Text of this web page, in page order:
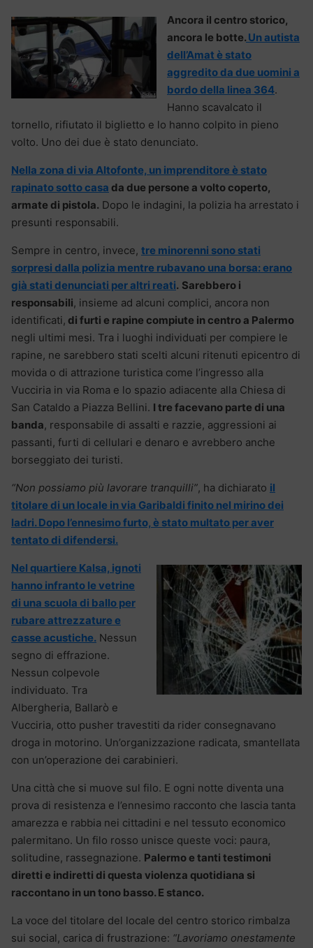
Ancora il centro storico,
ancora le botte. Un autista
dell’Amat è stato
aggredito da due uomini a
bordo della linea 364.
Hanno scavalcato il
tornello, rifiutato il biglietto e lo hanno colpito in pieno
volto. Uno dei due è stato denunciato.
Nella zona di via Altofonte, un imprenditore è stato
rapinato sotto casa da due persone a volto coperto,
armate di pistola. Dopo le indagini, la polizia ha arrestato i
presunti responsabili.
Sempre in centro, invece, tre minorenni sono stati
sorpresi dalla polizia mentre rubavano una borsa: erano
già stati denunciati per altri reati. Sarebbero i
responsabili, insieme ad alcuni complici, ancora non
identificati, di furti e rapine compiute in centro a Palermo
negli ultimi mesi. Tra i luoghi individuati per compiere le
rapine, ne sarebbero stati scelti alcuni ritenuti epicentro di
movida o di attrazione turistica come l’ingresso alla
Vucciria in via Roma e lo spazio adiacente alla Chiesa di
San Cataldo a Piazza Bellini. I tre facevano parte di una
banda, responsabile di assalti e razzie, aggressioni ai
passanti, furti di cellulari e denaro e avrebbero anche
borseggiato dei turisti.
“Non possiamo più lavorare tranquilli”, ha dichiarato il
titolare di un locale in via Garibaldi finito nel mirino dei
ladri. Dopo l’ennesimo furto, è stato multato per aver
tentato di difendersi.
Nel quartiere Kalsa, ignoti
hanno infranto le vetrine
di una scuola di ballo per
rubare attrezzature e
casse acustiche. Nessun
segno di effrazione.
Nessun colpevole
individuato. Tra
Albergheria, Ballarò e
Vucciria, otto pusher travestiti da rider consegnavano
droga in motorino. Un’organizzazione radicata, smantellata
con un’operazione dei carabinieri.
Una città che si muove sul filo. E ogni notte diventa una
prova di resistenza e l’ennesimo racconto che lascia tanta
amarezza e rabbia nei cittadini e nel tessuto economico
palermitano. Un filo rosso unisce queste voci: paura,
solitudine, rassegnazione. Palermo e tanti testimoni
diretti e indiretti di questa violenza quotidiana si
raccontano in un tono basso. E stanco.
La voce del titolare del locale del centro storico rimbalza
sui social, carica di frustrazione: “Lavoriamo onestamente